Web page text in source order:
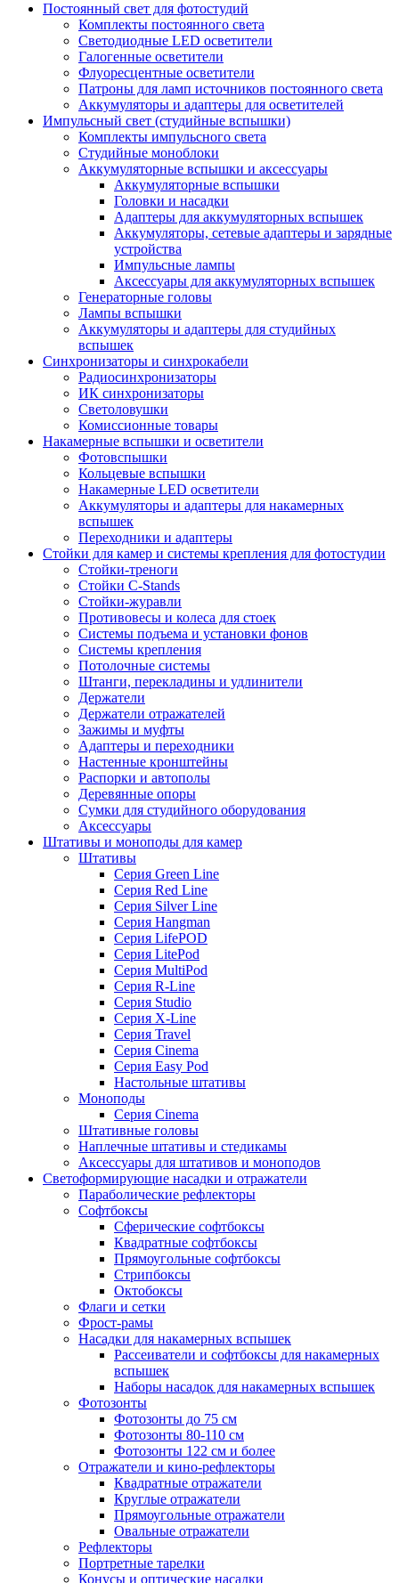
Постоянный свет для фотостудий
Комплекты постоянного света
Светодиодные LED осветители
Галогенные осветители
Флуоресцентные осветители
Патроны для ламп источников постоянного света
Аккумуляторы и адаптеры для осветителей
Импульсный свет (студийные вспышки)
Комплекты импульсного света
Студийные моноблоки
Аккумуляторные вспышки и аксессуары
Аккумуляторные вспышки
Головки и насадки
Адаптеры для аккумуляторных вспышек
Аккумуляторы, сетевые адаптеры и зарядные
устройства
Импульсные лампы
Аксессуары для аккумуляторных вспышек
Генераторные головы
Лампы вспышки
Аккумуляторы и адаптеры для студийных
вспышек
Синхронизаторы и синхрокабели
Радиосинхронизаторы
ИК синхронизаторы
Светоловушки
Комиссионные товары
Накамерные вспышки и осветители
Фотовспышки
Кольцевые вспышки
Накамерные LED осветители
Аккумуляторы и адаптеры для накамерных
вспышек
Переходники и адаптеры
Стойки для камер и системы крепления для фотостудии
Стойки-треноги
Стойки C-Stands
Стойки-журавли
Противовесы и колеса для стоек
Системы подъема и установки фонов
Системы крепления
Потолочные системы
Штанги, перекладины и удлинители
Держатели
Держатели отражателей
Зажимы и муфты
Адаптеры и переходники
Настенные кронштейны
Распорки и автополы
Деревянные опоры
Сумки для студийного оборудования
Аксессуары
Штативы и моноподы для камер
Штативы
Серия Green Line
Серия Red Line
Серия Silver Line
Серия Hangman
Серия LifePOD
Серия LitePod
Серия MultiPod
Серия R-Line
Серия Studio
Серия X-Line
Серия Travel
Серия Cinema
Серия Easy Pod
Настольные штативы
Моноподы
Серия Cinema
Штативные головы
Наплечные штативы и стедикамы
Аксессуары для штативов и моноподов
Светоформирующие насадки и отражатели
Параболические рефлекторы
Софтбоксы
Сферические софтбоксы
Квадратные софтбоксы
Прямоугольные софтбоксы
Стрипбоксы
Октобоксы
Флаги и сетки
Фрост-рамы
Насадки для накамерных вспышек
Рассеиватели и софтбоксы для накамерных
вспышек
Наборы насадок для накамерных вспышек
Фотозонты
Фотозонты до 75 см
Фотозонты 80-110 см
Фотозонты 122 см и более
Отражатели и кино-рефлекторы
Квадратные отражатели
Круглые отражатели
Прямоугольные отражатели
Овальные отражатели
Рефлекторы
Портретные тарелки
Конусы и оптические насадки